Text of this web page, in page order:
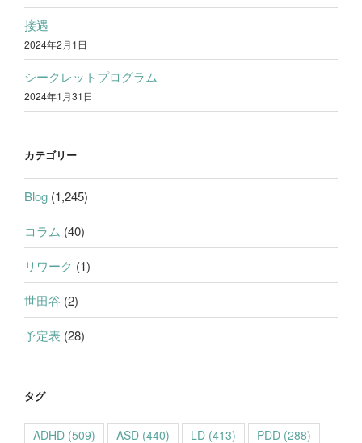
接遇
2024年2月1日
シークレットプログラム
2024年1月31日
カテゴリー
Blog (1,245)
コラム (40)
リワーク (1)
世田谷 (2)
予定表 (28)
タグ
ADHD (509) ASD (440) LD (413) PDD (288)